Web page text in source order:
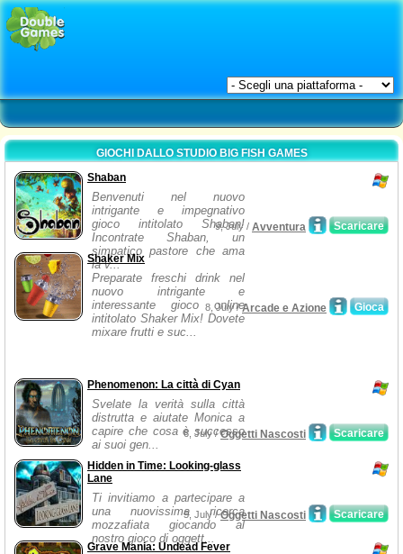
GIOCHI DALLO STUDIO BIG FISH GAMES
Shaban
Benvenuti nel nuovo
intrigante e impegnativo
gioco intitolato Shaban!
Incontrate Shaban, un
simpatico pastore che ama
la v...
Scaricare
9, July / Avventura
Shaker Mix
Preparate freschi drink nel
nuovo intrigante e
interessante gioco online
intitolato Shaker Mix! Dovete
mixare frutti e suc...
Gioca
8, July /Arcade e Azione
Phenomenon: La città di Cyan
Svelate la verità sulla città
distrutta e aiutate Monica a
capire che cosa è successo
ai suoi gen...
Scaricare
6, July /Oggetti Nascosti
Hidden in Time: Looking-glass
Lane
Ti invitiamo a partecipare a
una nuovissima ricerca
mozzafiata giocando al
nostro gioco di oggett...
Scaricare
5, July /Oggetti Nascosti
Grave Mania: Undead Fever